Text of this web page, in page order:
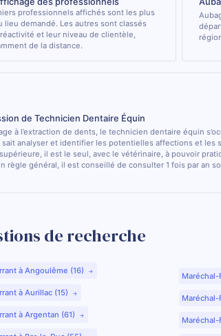
professionnels affichés sont les plus
lieu demandé. Les autres sont classés
et leur niveau de clientèle,
de la distance.
de Technicien Dentaire Équin
à l’extraction de dents, le technicien dentaire équin
sait analyser et identifier les potentielles affections et les
il est le seul, avec le vétérinaire, à pouvoir
règle général, il est conseillé de consulter 1 fois par an
de recherche
à Angoulême (16)
à Aurillac (15)
à Argentan (61)
Maréchal-
Maréchal-